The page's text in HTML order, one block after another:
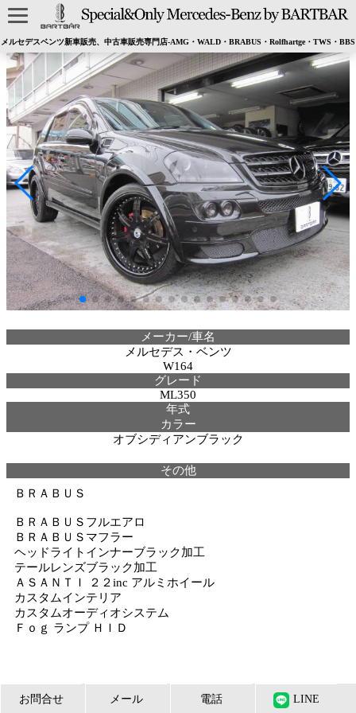
メルセデスベンツ新車販売、中古車販売専門店-AMG・WALD・BRABUS・Rolfhartge・TWS・BBS
メーカー/車名
メルセデス・ベンツ
W164
グレード
ML350
年式
カラー
オブシディアンブラック
その他
ＢＲＡＢＵＳ
ＢＲＡＢＵＳフルエアロ
ＢＲＡＢＵＳマフラー
ヘッドライトインナーブラック加工
テールレンズブラック加工
ＡＳＡＮＴＩ ２２inc アルミホイール
カスタムインテリア
カスタムオーディオシステム
Ｆｏｇ ランプ ＨＩＤ
お問合せ メール 電話 LINE